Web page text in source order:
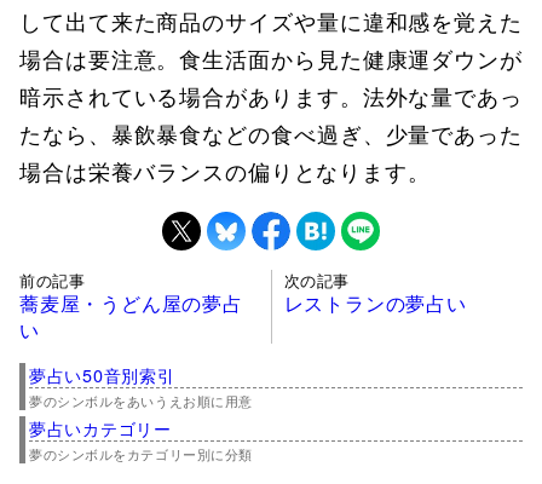
して出て来た商品のサイズや量に違和感を覚えた
場合は要注意。食生活面から見た健康運ダウンが
暗示されている場合があります。法外な量であっ
たなら、暴飲暴食などの食べ過ぎ、少量であった
場合は栄養バランスの偏りとなります。
前の記事
蕎麦屋・うどん屋の夢占
い
次の記事
レストランの夢占い
夢占い50音別索引
夢のシンボルをあいうえお順に用意
夢占いカテゴリー
夢のシンボルをカテゴリー別に分類